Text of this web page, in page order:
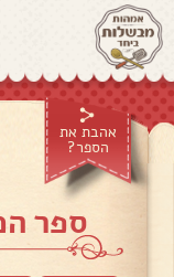
אהבת את
הספר?
ספר